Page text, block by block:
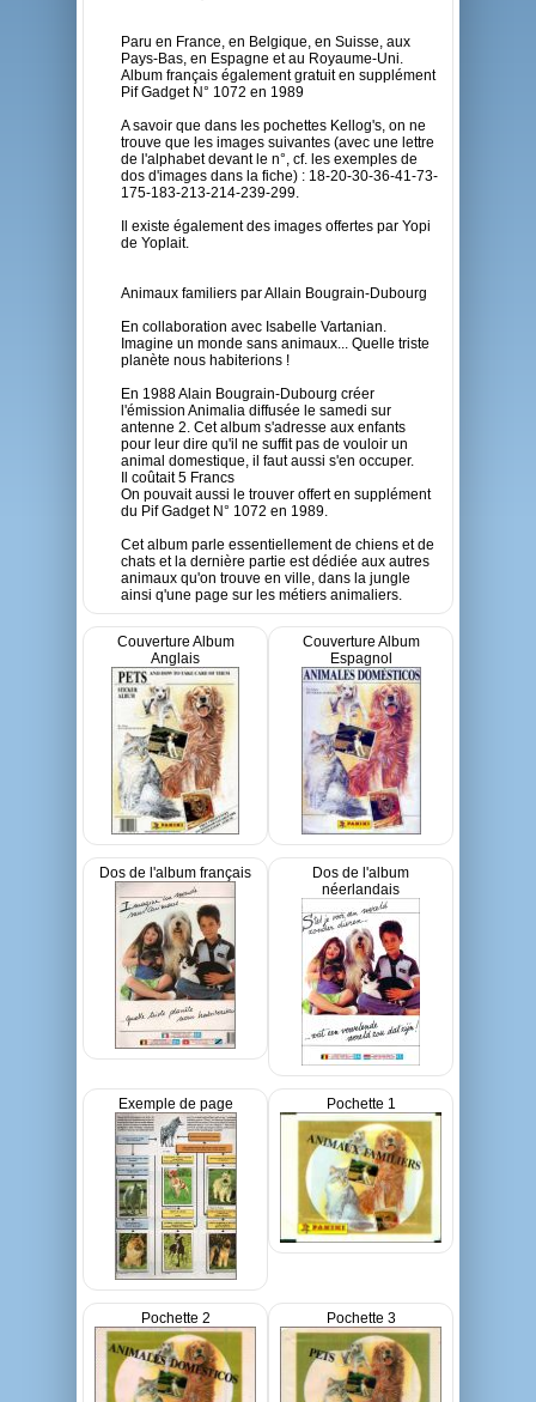
Paru en France, en Belgique, en Suisse, aux
Pays-Bas, en Espagne et au Royaume-Uni.
Album français également gratuit en supplément
Pif Gadget N° 1072 en 1989
A savoir que dans les pochettes Kellog's, on ne
trouve que les images suivantes (avec une lettre
de l'alphabet devant le n°, cf. les exemples de
dos d'images dans la fiche) : 18-20-30-36-41-73-
175-183-213-214-239-299.
Il existe également des images offertes par Yopi
de Yoplait.
Animaux familiers par Allain Bougrain-Dubourg
En collaboration avec Isabelle Vartanian.
Imagine un monde sans animaux... Quelle triste
planète nous habiterions !
En 1988 Alain Bougrain-Dubourg créer
l'émission Animalia diffusée le samedi sur
antenne 2. Cet album s'adresse aux enfants
pour leur dire qu'il ne suffit pas de vouloir un
animal domestique, il faut aussi s'en occuper.
Il coûtait 5 Francs
On pouvait aussi le trouver offert en supplément
du Pif Gadget N° 1072 en 1989.
Cet album parle essentiellement de chiens et de
chats et la dernière partie est dédiée aux autres
animaux qu'on trouve en ville, dans la jungle
ainsi q'une page sur les métiers animaliers.
Couverture Album
Anglais
Couverture Album
Espagnol
Dos de l'album français
Dos de l'album
néerlandais
Exemple de page Pochette 1
Pochette 2 Pochette 3